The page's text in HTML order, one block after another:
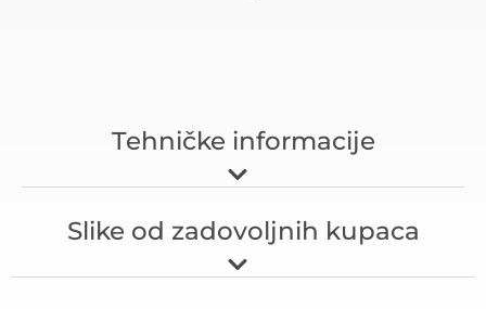
Tehničke informacije
Slike od zadovoljnih kupaca